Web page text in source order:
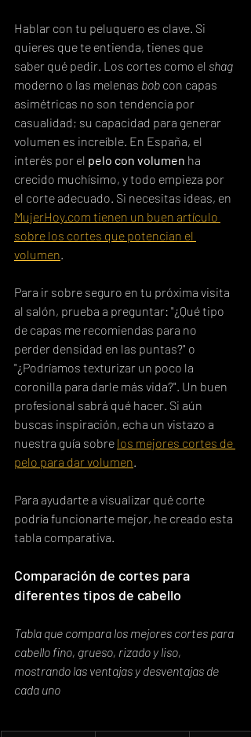
Hablar con tu peluquero es clave. Si
quieres que te entienda, tienes que
saber qué pedir. Los cortes como el shag
moderno o las melenas bob con capas
asimétricas no son tendencia por
casualidad; su capacidad para generar
volumen es increíble. En España, el
interés por el pelo con volumen ha
crecido muchísimo, y todo empieza por
el corte adecuado. Si necesitas ideas, en
MujerHoy.com tienen un buen artículo
sobre los cortes que potencian el
volumen.
Para ir sobre seguro en tu próxima visita
al salón, prueba a preguntar: "¿Qué tipo
de capas me recomiendas para no
perder densidad en las puntas?" o
"¿Podríamos texturizar un poco la
coronilla para darle más vida?". Un buen
profesional sabrá qué hacer. Si aún
buscas inspiración, echa un vistazo a
nuestra guía sobre los mejores cortes de
pelo para dar volumen.
Para ayudarte a visualizar qué corte
podría funcionarte mejor, he creado esta
tabla comparativa.
Comparación de cortes para
diferentes tipos de cabello
Tabla que compara los mejores cortes para
cabello fino, grueso, rizado y liso,
mostrando las ventajas y desventajas de
cada uno